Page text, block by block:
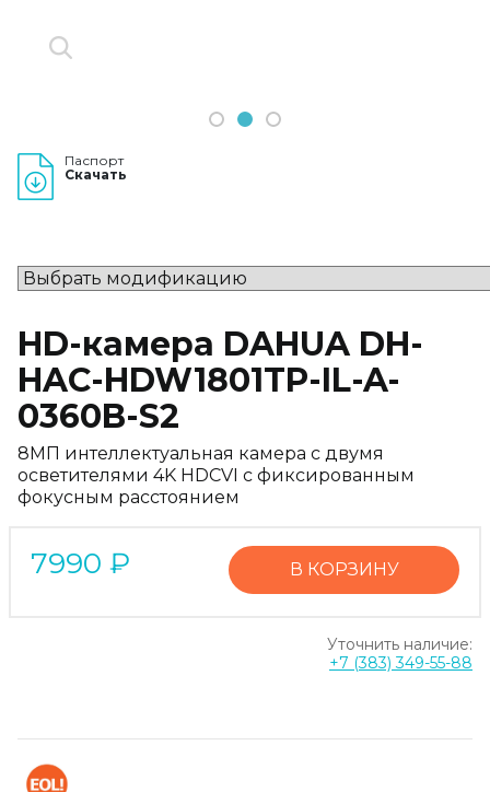
1 2 3
Паспорт
Скачать
HD-камера DAHUA DH-
HAC-HDW1801TP-IL-A-
0360B-S2
8МП интеллектуальная камера с двумя
осветителями 4K HDCVI с фиксированным
фокусным расстоянием
7990 ₽ В КОРЗИНУ
Уточнить наличие:
+7 (383) 349-55-88